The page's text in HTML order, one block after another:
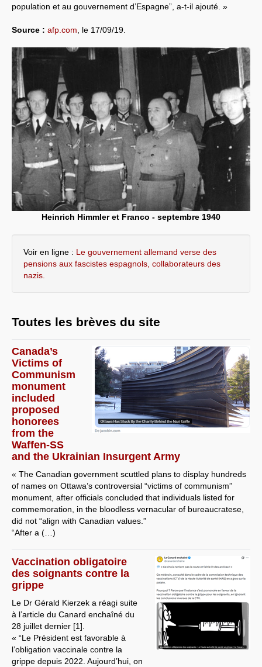
population et au gouvernement d’Espagne”, a-t-il ajouté. »
Source : afp.com , le 17/09/19.
Heinrich Himmler et Franco - septembre 1940
Voir en ligne : Le gouvernement allemand verse des
pensions aux fascistes espagnols, collaborateurs des
nazis.
Toutes les brèves du site
Canada’s
Victims of
Communism
monument
included
proposed
honorees
from the
Waffen-SS
and the Ukrainian Insurgent Army
« The Canadian government scuttled plans to display hundreds
of names on Ottawa’s controversial “victims of communism”
monument, after officials concluded that individuals listed for
commemoration, in the bloodless vernacular of bureaucratese,
did not “align with Canadian values.”
“After a (…)
Vaccination obligatoire
des soignants contre la
grippe
Le Dr Gérald Kierzek a réagi suite
à l’article du Canard enchaîné du
28 juillet dernier [1].
« “Le Président est favorable à
l’obligation vaccinale contre la
grippe depuis 2022. Aujourd’hui, on